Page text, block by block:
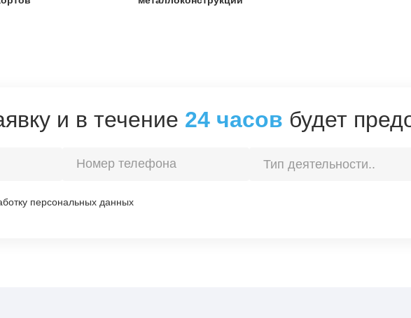
и в течение 24 часов будет
Тип деятельности..
персональных данных